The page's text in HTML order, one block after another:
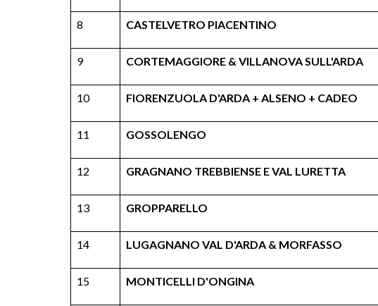
8 CASTELVETRO PIACENTINO
9 CORTEMAGGIORE & VILLANOVA SULL'ARDA
10 FIORENZUOLA D'ARDA + ALSENO + CADEO
11 GOSSOLENGO
12 GRAGNANO TREBBIENSE E VAL LURETTA
13 GROPPARELLO
14 LUGAGNANO VAL D'ARDA & MORFASSO
15 MONTICELLI D'ONGINA